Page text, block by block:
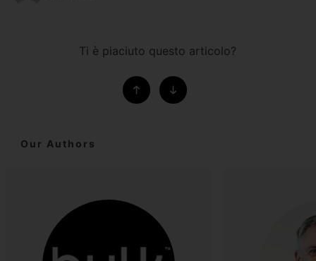
Ti è piaciuto questo articolo?
Our Authors